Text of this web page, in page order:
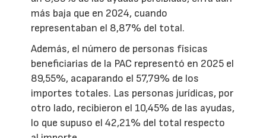
más baja que en 2024, cuando
representaban el 8,87% del total.
Además, el número de personas físicas
beneficiarias de la PAC representó en 2025 el
89,55%, acaparando el 57,79% de los
importes totales. Las personas jurídicas, por
otro lado, recibieron el 10,45% de las ayudas,
lo que supuso el 42,21% del total respecto